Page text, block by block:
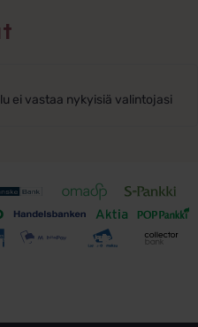
ei vastaa nykyisiä valintojasi